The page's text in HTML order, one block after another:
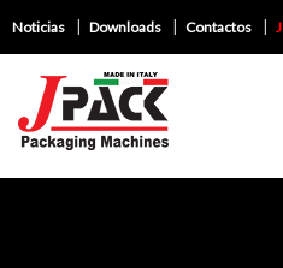
Noticias |Downloads |Contactos |J